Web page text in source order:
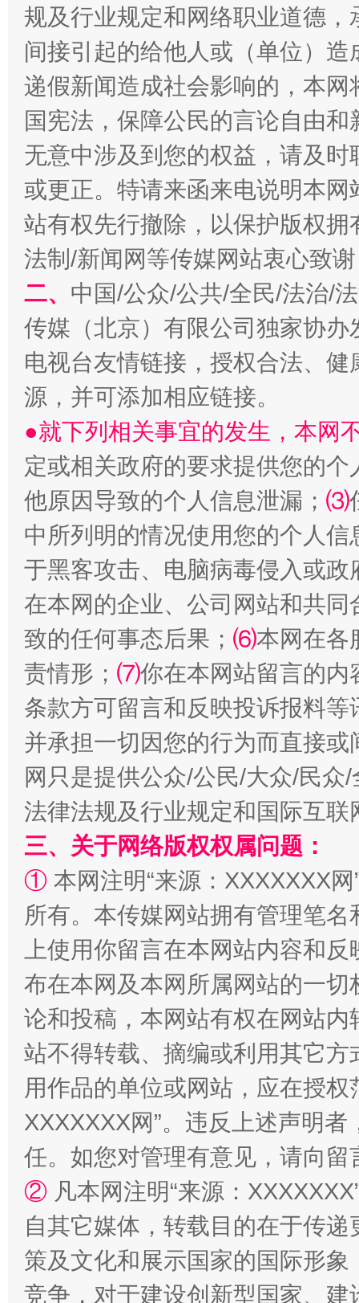
巳巳如意，开工大吉！ 三轮上
规及行业规定和网络职业道德
间接引起的给他人或（单位）
递假新闻造成社会影响的，本
国宪法，保障公民的言论自由
无意中涉及到您的权益，请及
或更正。特请来函来电说明本
站有权先行撤除，以保护版权
法制/新闻网等传媒网站衷心致
二、 中国/公众/公共/全民/法治/
传媒（北京）有限公司独家协
电视台友情链接，授权合法、
源，并可添加相应链接。
●就下列相关事宜的发生，本网
定或相关政府的要求提供您的个
他原因导致的个人信息泄漏； ⑶
中所列明的情况使用您的个人
于黑客攻击、电脑病毒侵入或
在本网的企业、公司网站和共
致的任何事态后果； ⑹本网在各
责情形； ⑺你在本网站留言的内
条款方可留言和反映投诉报料
并承担一切因您的行为而直接
网只是提供公众/公民/大众/民
法律法规及行业规定和国际互
三、关于网络版权权属问题：
① 本网注明“来源：XXXXXXX
所有。本传媒网站拥有管理笔
上使用你留言在本网站内容和
布在本网及本网所属网站的一
论和投稿，本网站有权在网站
站不得转载、摘编或利用其它
用作品的单位或网站，应在授
XXXXXXX网”。违反上述声明
任。如您对管理有意见，请向
② 凡本网注明“来源：
自其它媒体，转载目的在于传
策及文化和展示国家的国际形
竞争，对于建设创新型国家、